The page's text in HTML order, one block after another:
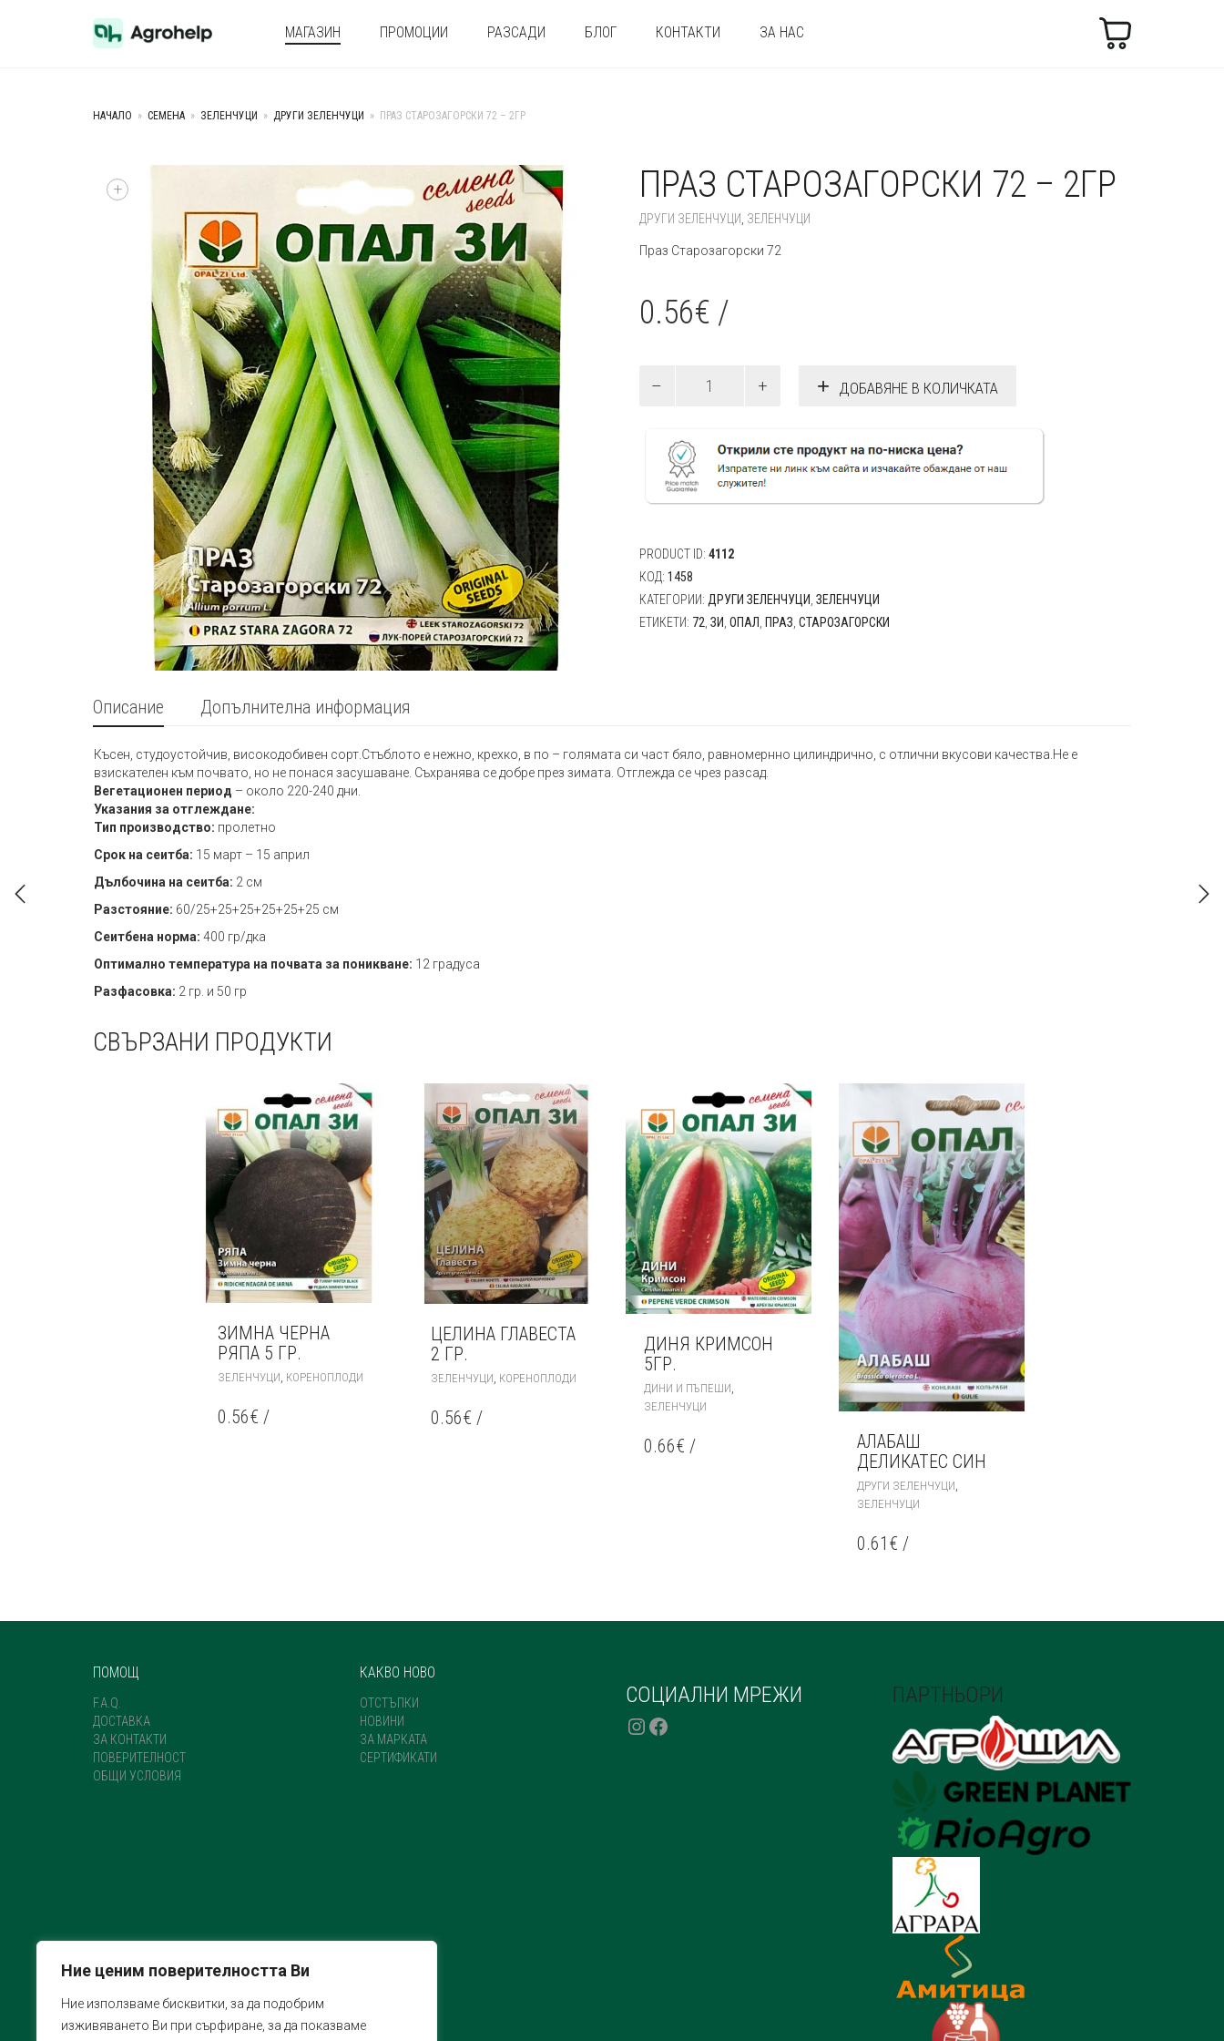
Ние ценим поверителността Ви
Ние използваме бисквитки, за да подобрим
изживяването Ви при сърфиране, за да показваме
МАГАЗИН ПРОМОЦИИ РАЗСАДИ БЛОГ КОНТАКТИ ЗА НАС Търсене
НАЧАЛО » СЕМЕНА » ЗЕЛЕНЧУЦИ » ДРУГИ ЗЕЛЕНЧУЦИ » ПРАЗ СТАРОЗАГОРСКИ 72 – 2ГР
+ ПРАЗ СТАРОЗАГОРСКИ 72 – 2ГР
ДРУГИ ЗЕЛЕНЧУЦИ ЗЕЛЕНЧУЦИ
Праз Старозагорски 72
0.56€ /
ДОБАВЯНЕ В КОЛИЧКАТА
PRODUCT ID: 4112
КОД: 1458
КАТЕГОРИИ: ДРУГИ ЗЕЛЕНЧУЦИ ЗЕЛЕНЧУЦИ
ЕТИКЕТИ: 72 ЗИ ОПАЛ ПРАЗ СТАРОЗАГОРСКИ
Описание Допълнителна информация
Късен, студоустойчив, високодобивен сорт.Стъблото е нежно, крехко, в по – голямата си част бяло, равномернно цилиндрично, с отлични вкусови качества.Не е
взискателен към почвато, но не понася засушаване. Съхранява се добре през зимата. Отглежда се чрез разсад.
Вегетационен период – около 220-240 дни.
Указания за отглеждане:
Тип производство: пролетно
Срок на сеитба: 15 март – 15 април
Дълбочина на сеитба: 2 см
Разстояние: 60/25+25+25+25+25+25 см
Сеитбена норма: 400 гр/дка
Оптимално температура на почвата за поникване: 12 градуса
Разфасовка: 2 гр. и 50 гр
СВЪРЗАНИ ПРОДУКТИ
ЗИМНА ЧЕРНА
РЯПА 5 ГР.
ЗЕЛЕНЧУЦИ КОРЕНОПЛОДИ
0.56€ /
ЦЕЛИНА ГЛАВЕСТА
2 ГР.
ЗЕЛЕНЧУЦИ, КОРЕНОПЛОДИ
0.56€ /
ДИНЯ КРИМСОН
5ГР.
ДИНИ И ПЪПЕШИ,
ЗЕЛЕНЧУЦИ
0.66€ /
АЛАБАШ
ДЕЛИКАТЕС СИН
ДРУГИ ЗЕЛЕНЧУЦИ,
ЗЕЛЕНЧУЦИ
0.61 € /
ПОМОЩ
F.A.Q.
ДОСТАВКА
ЗА КОНТАКТИ
ПОВЕРИТЕЛНОСТ
ОБЩИ УСЛОВИЯ
КАКВО НОВО
ОТСТЪПКИ
НОВИНИ
ЗА МАРКАТА
СЕРТИФИКАТИ
СОЦИАЛНИ МРЕЖИ
INSTAGRAM
FACEBOOK
ПАРТНЬОРИ